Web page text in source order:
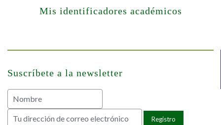
Mis identificadores académicos
Suscríbete a la newsletter